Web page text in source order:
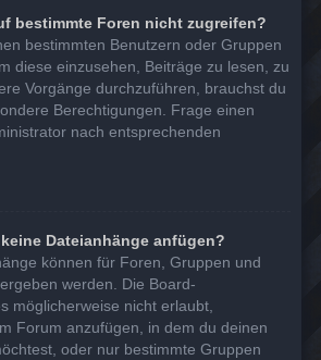
bestimmte Foren nicht zugreifen?
bestimmten Benutzern oder Gruppen
diese einzusehen, Beiträge zu lesen, zu
Vorgänge durchzuführen, brauchst du
Berechtigungen. Frage einen
nach entsprechenden
Dateianhänge anfügen?
können für Foren, Gruppen und
werden. Die Board-
möglicherweise nicht erlaubt,
Forum anzufügen, in dem du deinen
oder nur bestimmte Gruppen